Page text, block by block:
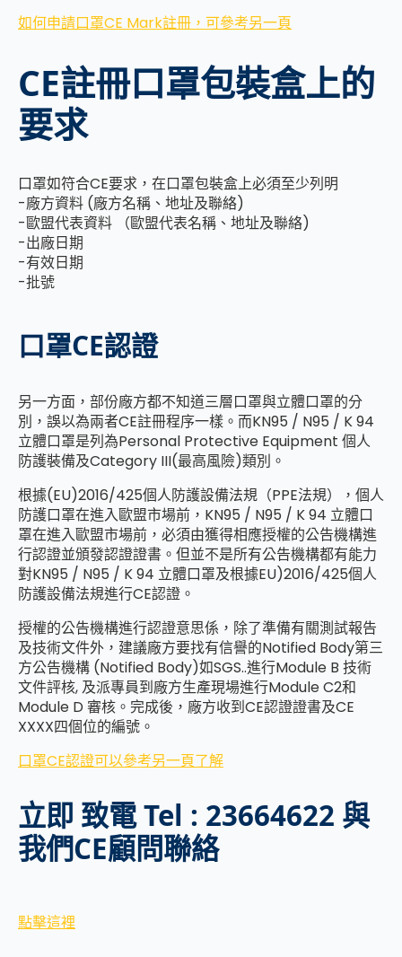
如何申請口罩CE Mark註冊，可參考另一頁
CE註冊口罩包裝盒上的
要求
口罩如符合CE要求，在口罩包裝盒上必須至少列明
-廠方資料 (廠方名稱、地址及聯絡)
-歐盟代表資料 （歐盟代表名稱、地址及聯絡)
-出廠日期
-有效日期
-批號
口罩CE認證
另一方面，部份廠方都不知道三層口罩與立體口罩的分
別，誤以為兩者CE註冊程序一樣。而KN95 / N95 / K 94
立體口罩是列為Personal Protective Equipment 個人
防護裝備及Category III(最高風險)類別。
根據(EU)2016/425個人防護設備法規（PPE法規），個人
防護口罩在進入歐盟市場前，KN95 / N95 / K 94 立體口
罩在進入歐盟市場前，必須由獲得相應授權的公告機構進
行認證並頒發認證證書。但並不是所有公告機構都有能力
對KN95 / N95 / K 94 立體口罩及根據EU)2016/425個人
防護設備法規進行CE認證。
授權的公告機構進行認證意思係，除了準備有關測試報告
及技術文件外，建議廠方要找有信譽的Notified Body第三
方公告機構 (Notified Body)如SGS..進行Module B 技術
文件評核, 及派專員到廠方生產現場進行Module C2和
Module D 審核。完成後，廠方收到CE認證證書及CE
XXXX四個位的編號。
口罩CE認證可以參考另一頁了解
立即 致電 Tel : 23664622 與
我們CE顧問聯絡
點擊這裡